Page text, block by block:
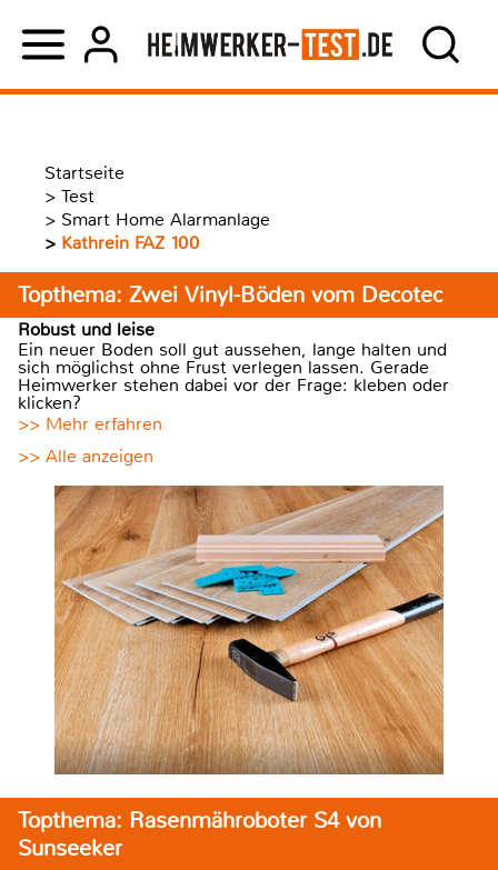
Startseite
> Test
> Smart Home Alarmanlage
> Kathrein FAZ 100
Topthema: Zwei Vinyl-Böden vom Decotec
Robust und leise
Ein neuer Boden soll gut aussehen, lange halten und
sich möglichst ohne Frust verlegen lassen. Gerade
Heimwerker stehen dabei vor der Frage: kleben oder
klicken?
>> Mehr erfahren
>> Alle anzeigen
Topthema: Rasenmähroboter S4 von
Sunseeker